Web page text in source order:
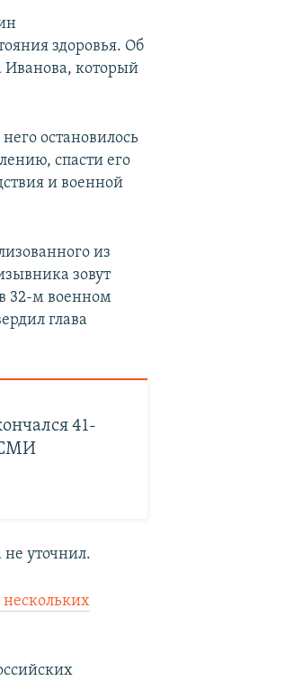
здоровья. Об
Иванова, который
остановилось
спасти его
и военной
из
зовут
32-м военном
глава
41-
СМИ
уточнил.
нескольких